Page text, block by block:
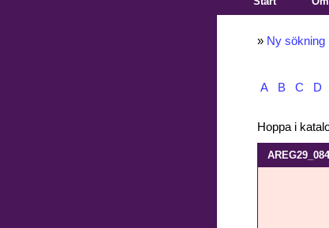
» Ny sökning
A B C D
Hoppa i